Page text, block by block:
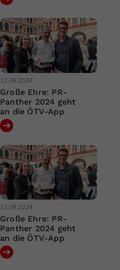
12.09.2024
Große Ehre: PR-
Panther 2024 geht
an die ÖTV-App
12.09.2024
Große Ehre: PR-
Panther 2024 geht
an die ÖTV-App